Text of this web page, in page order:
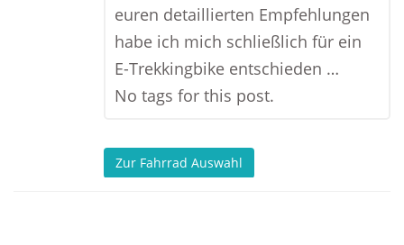
euren detaillierten Empfehlungen
habe ich mich schließlich für ein
E-Trekkingbike entschieden …
No tags for this post.
Zur Fahrrad Auswahl